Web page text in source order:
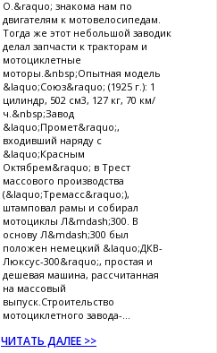
О.&raquo; знакома нам по
двигателям к мотовелосипедам.
Тогда же этот небольшой заводик
делал запчасти к тракторам и
мотоциклетные
моторы.&nbsp;Опытная модель
&laquo;Союз&raquo; (1925 г.): 1
цилиндр, 502 см3, 127 кг, 70 км/
ч.&nbsp;Завод
&laquo;Промет&raquo;,
входивший наряду с
&laquo;Красным
Октябрем&raquo; в Трест
массового производства
(&laquo;Тремасс&raquo;),
штамповал рамы и собирал
мотоциклы Л&mdash;300. В
основу Л&mdash;300 был
положен немецкий &laquo;ДКВ-
Люксус-300&raquo;, простая и
дешевая машина, рассчитанная
на массовый
выпуск.Строительство
мотоциклетного завода-...
ЧИТАТЬ ДАЛЕЕ >>